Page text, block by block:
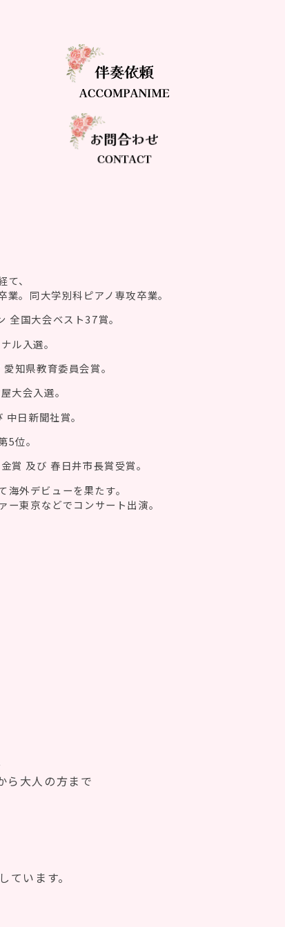
、
。同大学別科ピアノ専攻卒業。
全国大会ベスト37賞。
ル入選。
知県教育委員会賞。
大会入選。
日新聞社賞。
5位。
賞 及び 春日井市長賞受賞。
外デビューを果たす。
東京などでコンサート出演。
大人の方まで
います。